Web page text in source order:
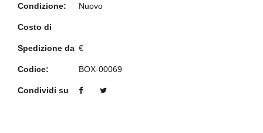
Condizione: Nuovo
Costo di
Spedizione da €
Codice: BOX-00069
Condividi su